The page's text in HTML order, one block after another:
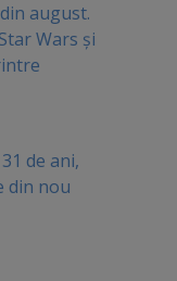
august.
Wars și
de ani,
din nou